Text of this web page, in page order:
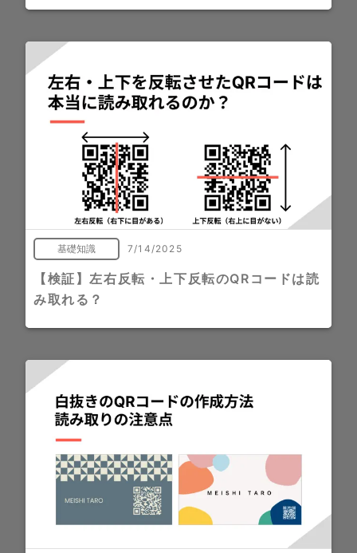
基礎知識 7/14/2025
【検証】左右反転・上下反転のQRコードは読
み取れる？